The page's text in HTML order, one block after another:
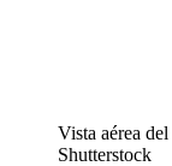
Vista aérea
Shutterstock